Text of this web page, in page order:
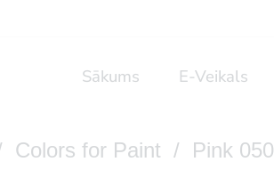
Sākums E-Veikals
Colors for Paint / Pink 050